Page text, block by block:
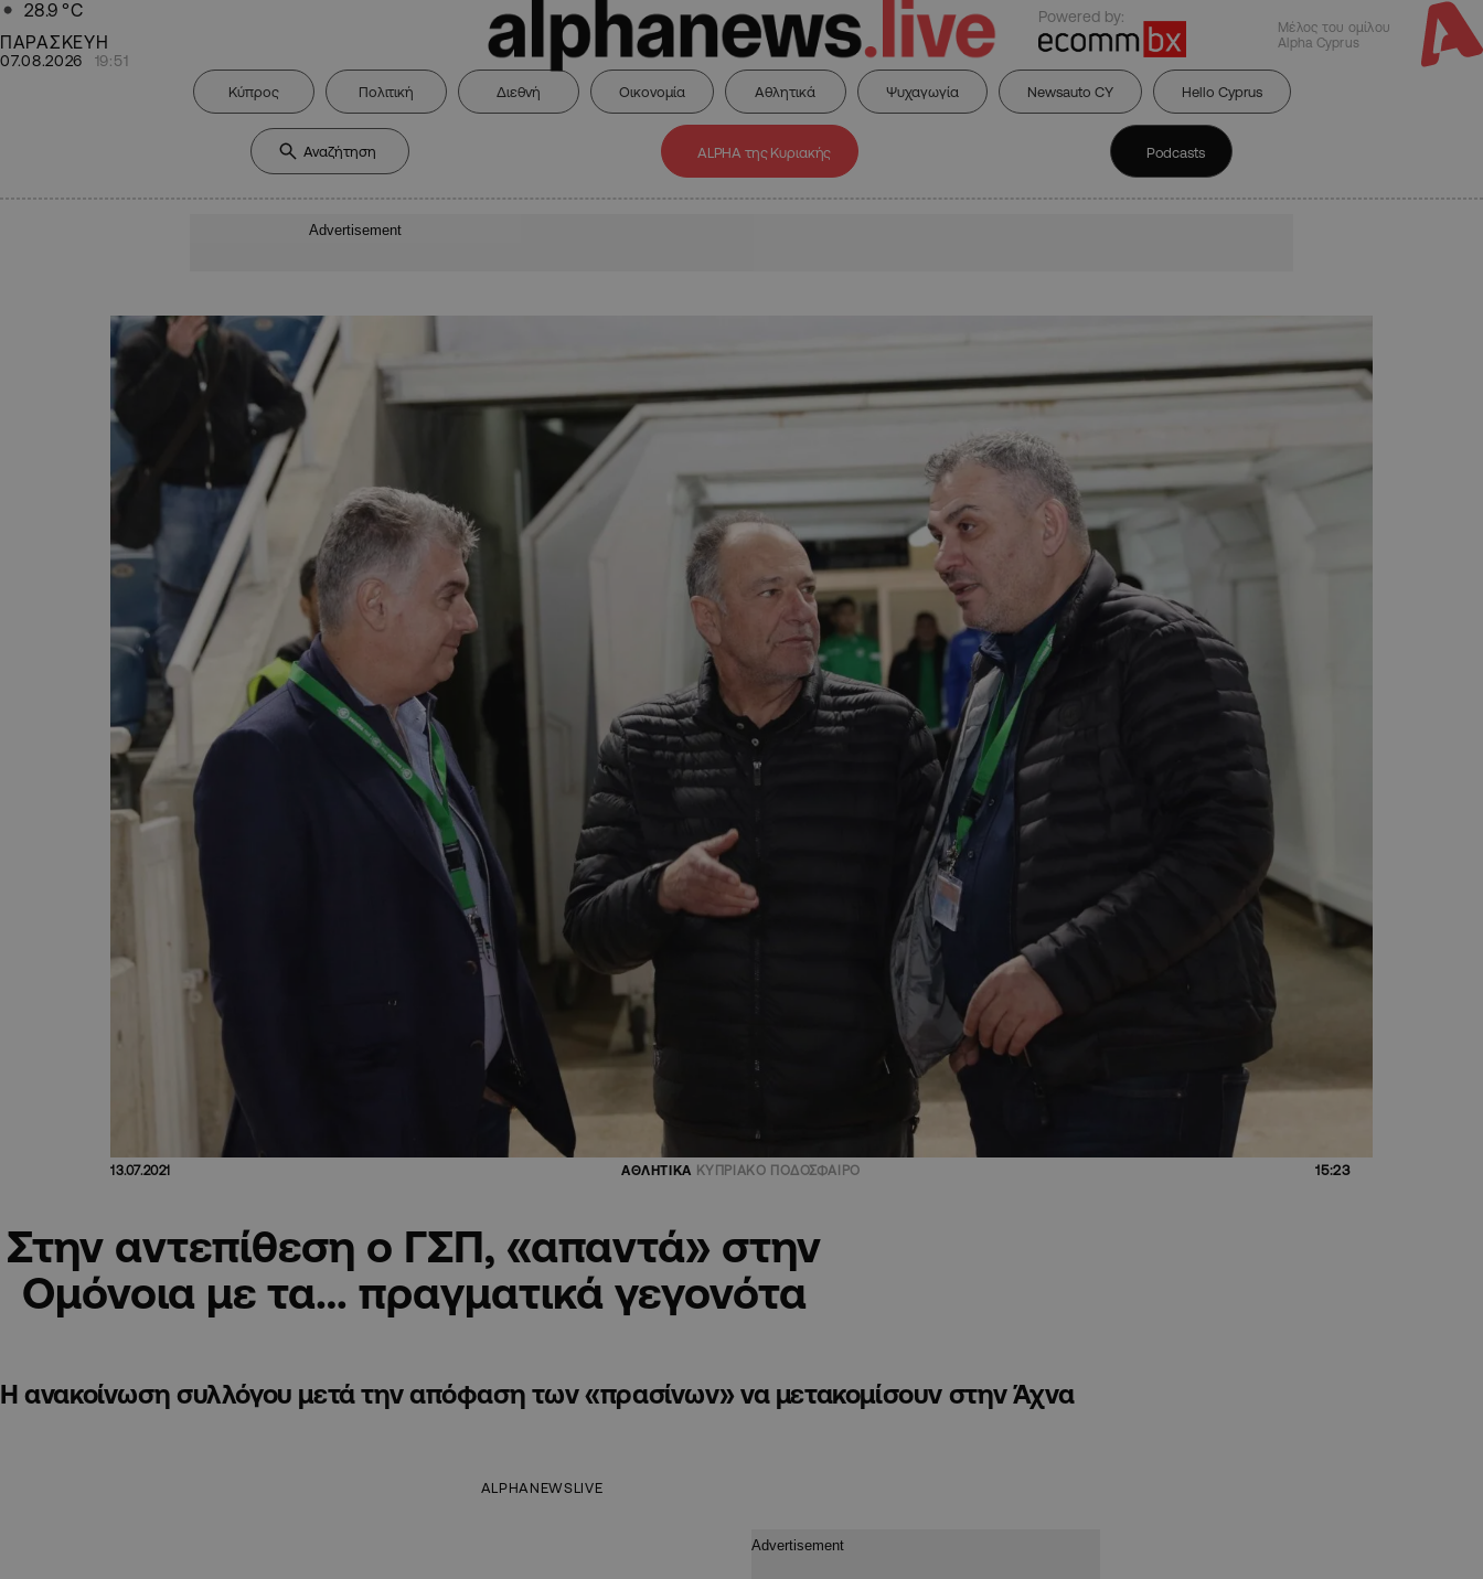
28.9 °C
ΠΑΡΑΣΚΕΥΗ
07.08.2026 19:51
Powered by:
Μέλος του ομίλου
Alpha Cyprus
Κύπρος Πολιτική Διεθνή Οικονομία Αθλητικά Ψυχαγωγία Newsauto CY Hello Cyprus
ALPHA της Κυριακής Podcasts
Advertisement
13.07.2021 ΑΘΛΗΤΙΚΑ ΚΥΠΡΙΑΚΟ ΠΟΔΟΣΦΑΙΡΟ 15:23
Στην αντεπίθεση ο ΓΣΠ, «απαντά» στην
Ομόνοια με τα… πραγματικά γεγονότα
Η ανακοίνωση συλλόγου μετά την απόφαση των «πρασίνων» να μετακομίσουν στην Άχνα
ALPHANEWSLIVE